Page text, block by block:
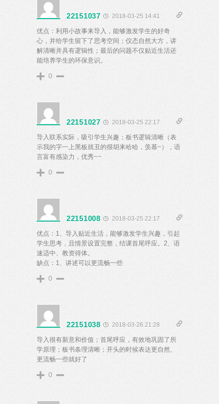
22151037 2018-03-25 14:41
优点：利用小故事来导入，能够激发学生的好奇
心，并给学生留下了思考空间；仪态自然大方，讲
解清晰并具有逻辑性；最后的问题不仅贴近生活还
能培养学生的环保意识。
0
22151027 2018-03-25 22:17
导入联系实际，吸引学生兴趣；板书逻辑清晰（表
示我的字一上黑板就丑的很胡来哈哈，羡慕~），语
言富有感染力，优秀~~
0
22151008 2018-03-25 22:17
优点：1、导入贴近生活，能够激发学生兴趣，引起
学生思考，且情景设置完整，结课首尾呼应。2、语
速适中、教资得体。
缺点：1、讲述可以更流畅一些
0
22151038 2018-03-26 21:28
导入很有新意和价值；首尾呼应，有效地巩固了所
学原理；板书条理清晰；开头的时候表达更自然、
更流畅一些就好了
0